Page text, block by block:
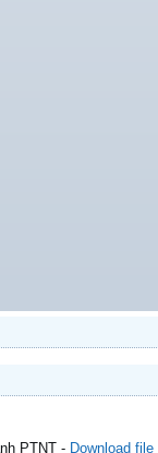
PTNT - Download file